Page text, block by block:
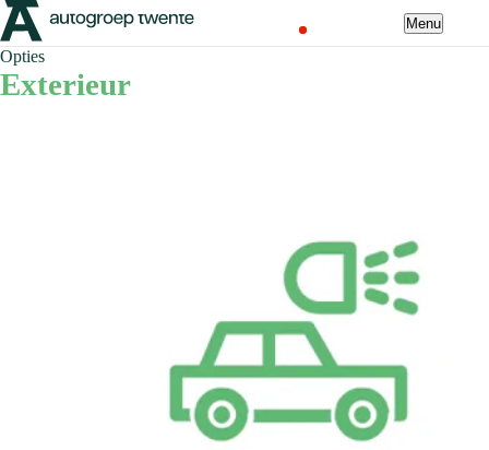
Menu
Opties
Exterieur